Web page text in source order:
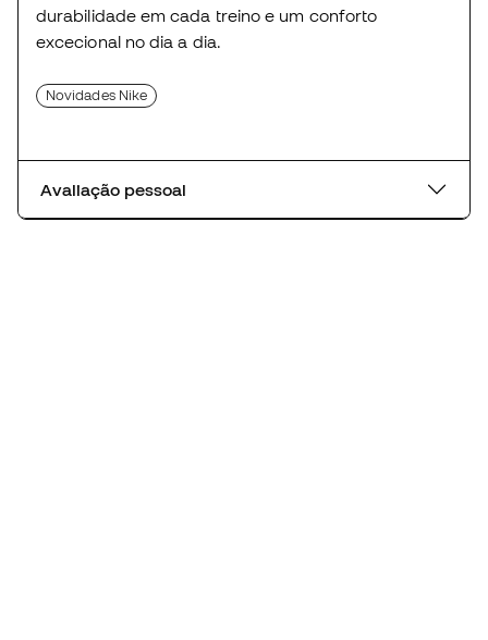
durabilidade em cada treino e um conforto
excecional no dia a dia.
Novidades Nike
Avaliação pessoal